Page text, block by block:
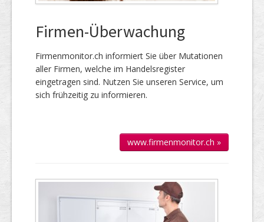
Firmen-Überwachung
Firmenmonitor.ch informiert Sie über Mutationen
aller Firmen, welche im Handels­register
eingetragen sind. Nutzen Sie unseren Service, um
sich frühzeitig zu informieren.
www.firmenmonitor.ch »